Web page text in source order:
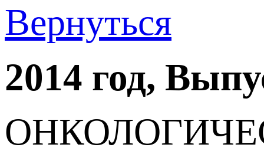
Вернуться
2014 год,